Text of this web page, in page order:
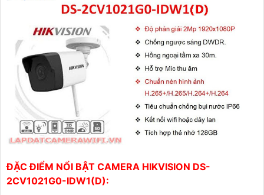
ĐẶC ĐIỂM NỔI BẬT CAMERA HIKVISION DS-
2CV1021G0-IDW1(D):